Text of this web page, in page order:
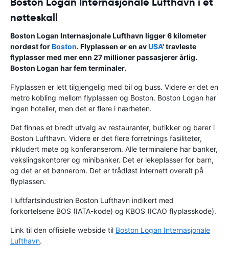
nøtteskall
Boston Logan Internasjonale Lufthavn ligger 6 kilometer
nordøst forBoston. Flyplassen er en avUSA' travleste
flyplasser med mer enn 27 millioner passasjerer årlig.
Boston Logan har fem terminaler.
Flyplassen er lett tilgjengelig med bil og buss. Videre er det en
metro kobling mellom flyplassen og Boston. Boston Logan har
ingen hoteller, men det er flere i nærheten.
Det finnes et bredt utvalg av restauranter, butikker og barer i
Boston Lufthavn. Videre er det flere forretnings fasiliteter,
inkludert møte og konferanserom. Alle terminalene har banker,
vekslingskontorer og minibanker. Det er lekeplasser for barn,
og det er et bønnerom. Det er trådløst internett overalt på
flyplassen.
I luftfartsindustrien Boston Lufthavn indikert med
forkortelsene BOS (IATA-kode) og KBOS (ICAO flyplasskode).
Link til den offisielle webside til Boston Logan Internasjonale
Lufthavn.